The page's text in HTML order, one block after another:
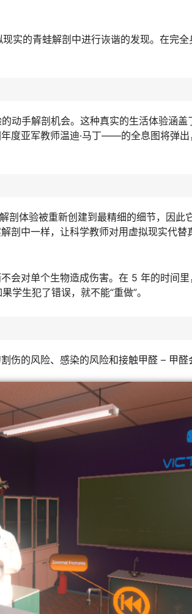
实的青蛙解剖中进行诙谐的发现。在完全
动手解剖机会。这种真实的生活体验涵盖
度亚军教师温迪·马丁——的全息图将弹出
剖体验被重新创建到最精细的细节，因此
剖中一样，让科学教师对用虚拟现实代替
会对单个生物造成伤害。在 5 年的时间
生犯了错误，就不能“重做”。
伤的风险、感染的风险和接触甲醛 – 甲醛